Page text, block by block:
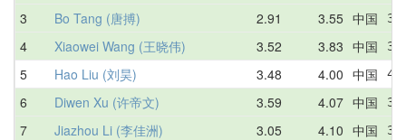
3 Bo Tang (唐搏) 2.91 3.55 中国
4 Xiaowei Wang (王晓伟) 3.52 3.83 中国
5 Hao Liu (刘昊) 3.48 4.00 中国
6 Diwen Xu (许帝文) 3.59 4.07 中国
7 Jiazhou Li (李佳洲) 3.05 4.10 中国